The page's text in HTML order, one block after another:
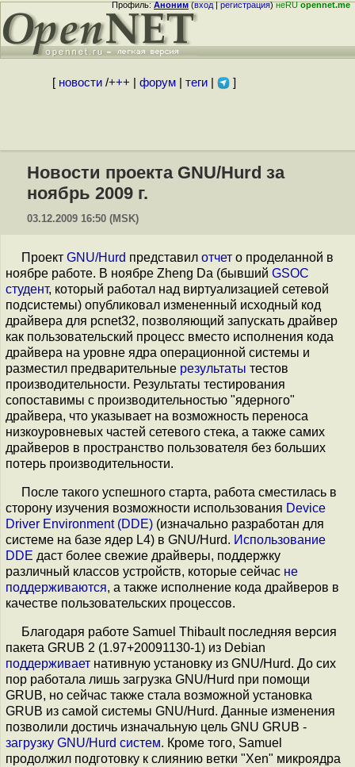
Профиль:Аноним(вход|регистрация)неRUopennet.me
[ новости/+++ форум| теги| ]
Новости проекта GNU/Hurd за
ноябрь 2009 г.
03.12.2009 16:50 (MSK)
Проект GNU/Hurd представил отчет о проделанной в
ноябре работе. В ноябре Zheng Da (бывший GSOC
студент, который работал над виртуализацией сетевой
подсистемы) опубликовал измененный исходный код
драйвера для pcnet32, позволяющий запускать драйвер
как пользовательский процесс вместо исполнения кода
драйвера на уровне ядра операционной системы и
разместил предварительные результаты тестов
производительности. Результаты тестирования
сопоставимы с производительностью "ядерного"
драйвера, что указывает на возможность переноса
низкоуровневых частей сетевого стека, а также самих
драйверов в пространство пользователя без больших
потерь производительности.
После такого успешного старта, работа сместилась в
сторону изучения возможности использования Device
Driver Environment (DDE) (изначально разработан для
системе на базе ядер L4) в GNU/Hurd. Использование
DDE даст более свежие драйверы, поддержку
различный классов устройств, которые сейчас не
поддерживаются, а также исполнение кода драйверов в
качестве пользовательских процессов.
Благодаря работе Samuel Thibault последняя версия
пакета GRUB 2 (1.97+20091130-1) из Debian
поддерживает нативную установку из GNU/Hurd. До сих
пор работала лишь загрузка GNU/Hurd при помощи
GRUB, но сейчас также стала возможной установка
GRUB из самой системы GNU/Hurd. Данные изменения
позволили достичь изначальную цель GNU GRUB -
загрузку GNU/Hurd систем. Кроме того, Samuel
продолжил подготовку к слиянию ветки "Xen" микроядра